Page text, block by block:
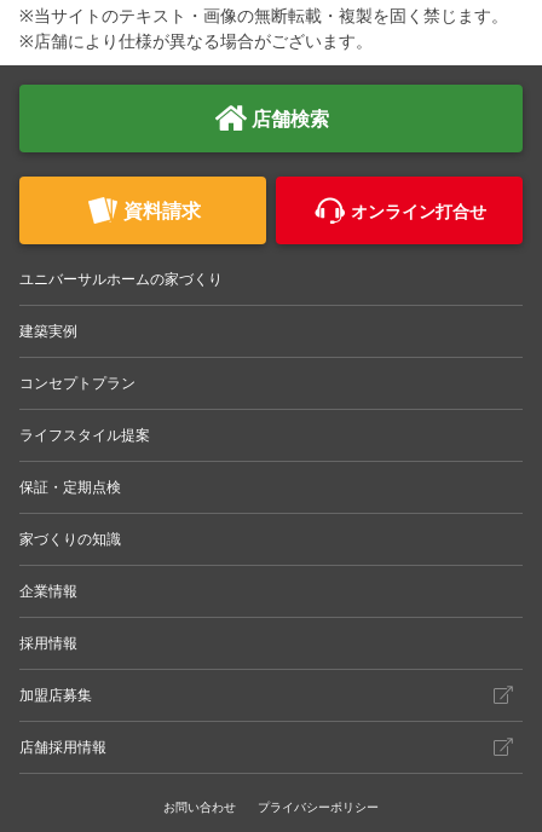
※当サイトのテキスト・画像の無断転載・複製を固く禁じます。
※店舗により仕様が異なる場合がございます。
店舗検索
資料請求 オンライン打合せ
ユニバーサルホームの家づくり
建築実例
コンセプトプラン
ライフスタイル提案
保証・定期点検
家づくりの知識
企業情報
採用情報
加盟店募集
店舗採用情報
お問い合わせ プライバシーポリシー